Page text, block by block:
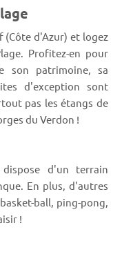
(Côte d'Azur) et logez
Profitez-en pour
son patrimoine, sa
d'exception sont
pas les étangs de
du Verdon !
d'un terrain
En plus, d'autres
ball, ping-pong,
!